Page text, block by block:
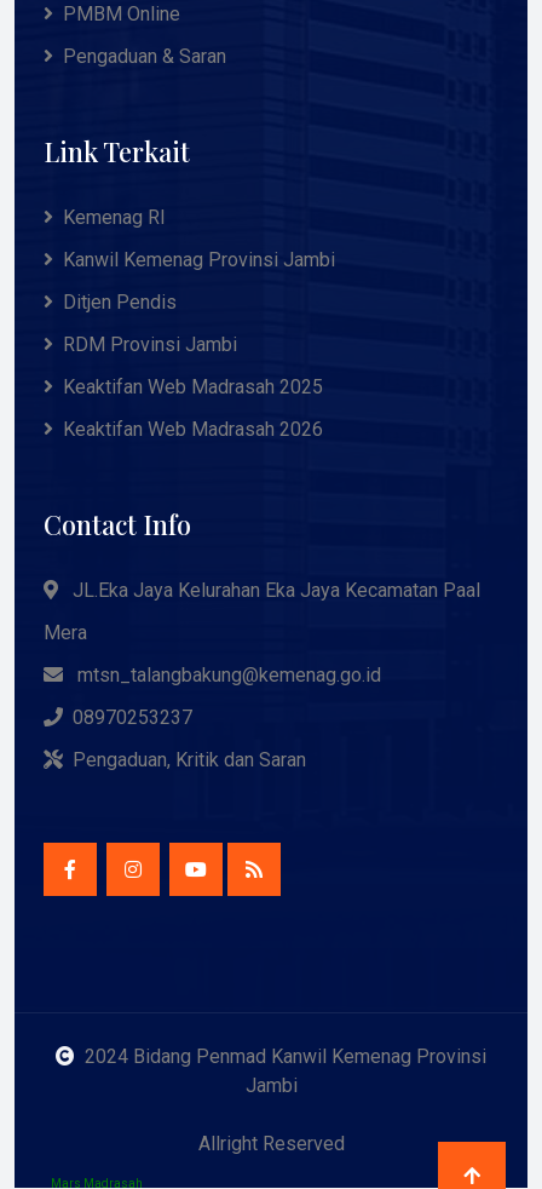
PMBM Online
Pengaduan & Saran
Link Terkait
Kemenag RI
Kanwil Kemenag Provinsi Jambi
Ditjen Pendis
RDM Provinsi Jambi
Keaktifan Web Madrasah 2025
Keaktifan Web Madrasah 2026
Contact Info
JL.Eka Jaya Kelurahan Eka Jaya Kecamatan Paal
Mera
mtsn_talangbakung@kemenag.go.id
08970253237
Pengaduan, Kritik dan Saran
2024 Bidang Penmad Kanwil Kemenag Provinsi
Jambi
Allright Reserved
Mars Madrasah